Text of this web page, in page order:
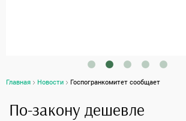
Главная Новости Госпогранкомитет сообщает
По-закону дешевле